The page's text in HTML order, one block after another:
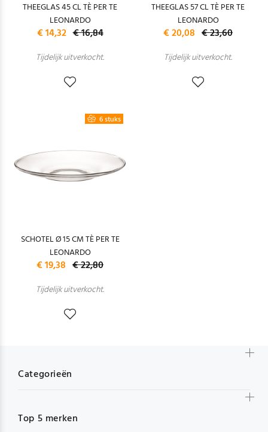
THEEGLAS 45 CL TÈ PER TE
LEONARDO
€ 14,32 € 16,84
Tijdelijk uitverkocht.
THEEGLAS 57 CL TÈ PER TE
LEONARDO
€ 20,08 € 23,60
Tijdelijk uitverkocht.
6 stuks
SCHOTEL Ø 15 CM TÈ PER TE
LEONARDO
€ 19,38 € 22,80
Tijdelijk uitverkocht.
Categorieën
Top 5 merken